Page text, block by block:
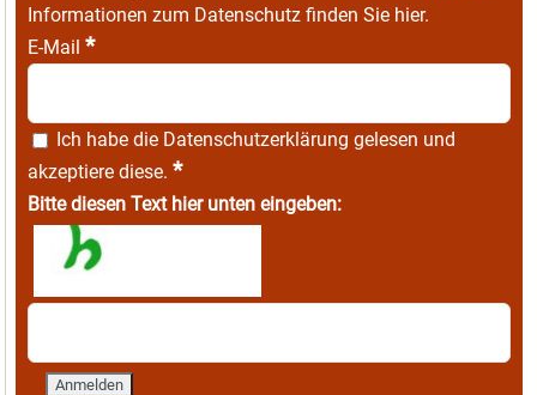
Informationen zum Datenschutz finden Sie hier.
E-Mail *
Ich habe die Datenschutzerklärung gelesen und
akzeptiere diese. *
Bitte diesen Text hier unten eingeben: